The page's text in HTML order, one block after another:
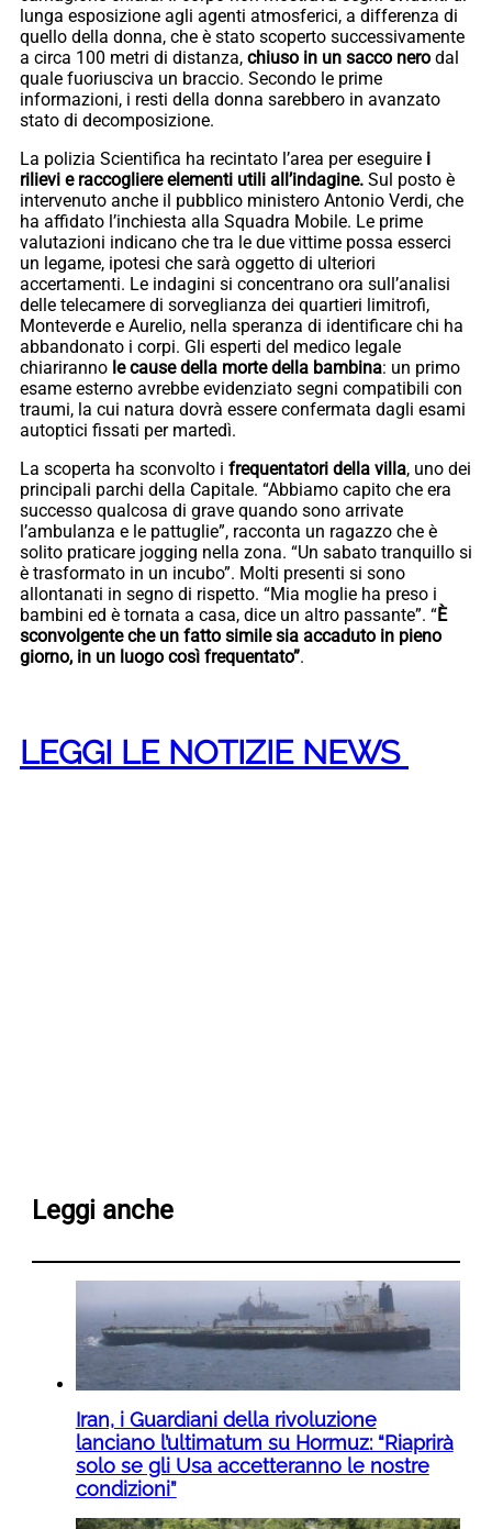
lunga esposizione agli agenti atmosferici, a differenza di
quello della donna, che è stato scoperto successivamente
a circa 100 metri di distanza, chiuso in un sacco nero dal
quale fuoriusciva un braccio. Secondo le prime
informazioni, i resti della donna sarebbero in avanzato
stato di decomposizione.
La polizia Scientifica ha recintato l’area per eseguire i
rilievi e raccogliere elementi utili all’indagine. Sul posto è
intervenuto anche il pubblico ministero Antonio Verdi, che
ha affidato l’inchiesta alla Squadra Mobile. Le prime
valutazioni indicano che tra le due vittime possa esserci
un legame, ipotesi che sarà oggetto di ulteriori
accertamenti. Le indagini si concentrano ora sull’analisi
delle telecamere di sorveglianza dei quartieri limitrofi,
Monteverde e Aurelio, nella speranza di identificare chi ha
abbandonato i corpi. Gli esperti del medico legale
chiariranno le cause della morte della bambina: un primo
esame esterno avrebbe evidenziato segni compatibili con
traumi, la cui natura dovrà essere confermata dagli esami
autoptici fissati per martedì.
La scoperta ha sconvolto i frequentatori della villa, uno dei
principali parchi della Capitale. “Abbiamo capito che era
successo qualcosa di grave quando sono arrivate
l’ambulanza e le pattuglie”, racconta un ragazzo che è
solito praticare jogging nella zona. “Un sabato tranquillo si
è trasformato in un incubo”. Molti presenti si sono
allontanati in segno di rispetto. “Mia moglie ha preso i
bambini ed è tornata a casa, dice un altro passante”. “È
sconvolgente che un fatto simile sia accaduto in pieno
giorno, in un luogo così frequentato”.
LEGGI LE NOTIZIE NEWS
Leggi anche
Iran, i Guardiani della rivoluzione
lanciano l’ultimatum su Hormuz: “Riaprirà
solo se gli Usa accetteranno le nostre
condizioni”